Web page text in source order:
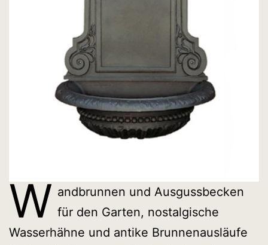
W andbrunnen und Ausgussbecken
für den Garten, nostalgische
Wasserhähne und antike Brunnenausläufe